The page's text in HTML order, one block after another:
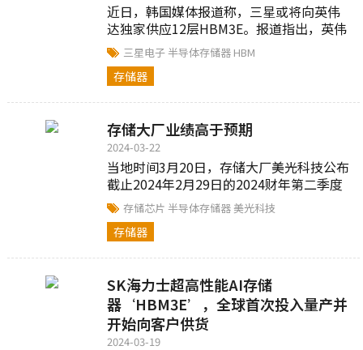
近日，韩国媒体报道称，三星或将向英伟
达独家供应12层HBM3E。报道指出，英伟
达最快将从9月开始大量购买三星电子的12
层....
三星电子半导体存储器 HBM
存储器
存储大厂业绩高于预期
2024-03-22
当地时间3月20日，存储大厂美光科技公布
截止2024年2月29日的2024财年第二季度
业绩。受惠于人工智能AI对HBM的强烈需
求，美...
存储芯片半导体存储器 美光科技
存储器
SK海力士超高性能AI存储
器‘HBM3E’，全球首次投入量产并
开始向客户供货
2024-03-19